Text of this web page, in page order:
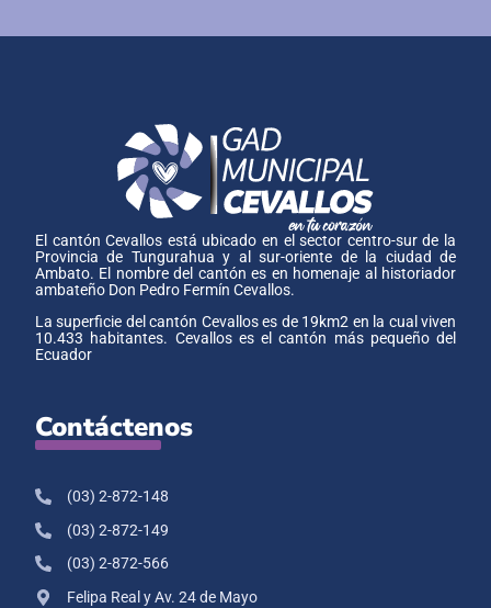
El cantón Cevallos está ubicado en el sector centro-sur de la
Provincia de Tungurahua y al sur-oriente de la ciudad de
Ambato. El nombre del cantón es en homenaje al historiador
ambateño Don Pedro Fermín Cevallos.
La superficie del cantón Cevallos es de 19km2 en la cual viven
10.433 habitantes. Cevallos es el cantón más pequeño del
Ecuador
Contáctenos
(03) 2-872-148
(03) 2-872-149
(03) 2-872-566
Felipa Real y Av. 24 de Mayo